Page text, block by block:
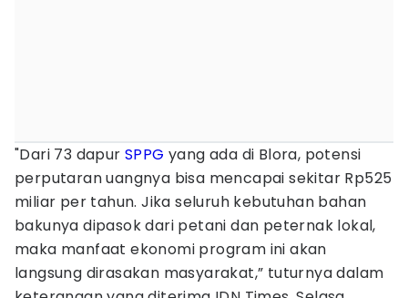
"Dari 73 dapurSPPG yang ada di Blora, potensi
perputaran uangnya bisa mencapai sekitar Rp525
miliar per tahun. Jika seluruh kebutuhan bahan
bakunya dipasok dari petani dan peternak lokal,
maka manfaat ekonomi program ini akan
langsung dirasakan masyarakat,” tuturnya dalam